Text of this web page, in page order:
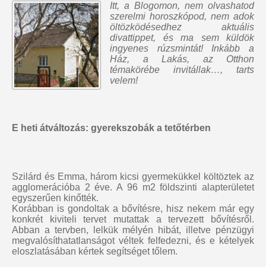
Itt, a Blogomon, nem olvashatod
szerelmi horoszkópod, nem adok
öltözködésedhez aktuális
divattippet, és ma sem küldök
ingyenes rúzsmintát! Inkább a
Ház, a Lakás, az Otthon
témakörébe invitállak…, tarts
velem!
E heti átváltozás: gyerekszobák a tetőtérben
Szilárd és Emma, három kicsi gyermekükkel költöztek az
agglomerációba 2 éve. A 96 m2 földszinti alapterületet
egyszerűen kinőtték.
Korábban is gondoltak a bővítésre, hisz nekem már egy
konkrét kiviteli tervet mutattak a tervezett bővítésről.
Abban a tervben, lelkük mélyén hibát, illetve pénzügyi
megvalósíthatatlanságot véltek felfedezni, és e kételyek
eloszlatásában kértek segítséget tőlem.